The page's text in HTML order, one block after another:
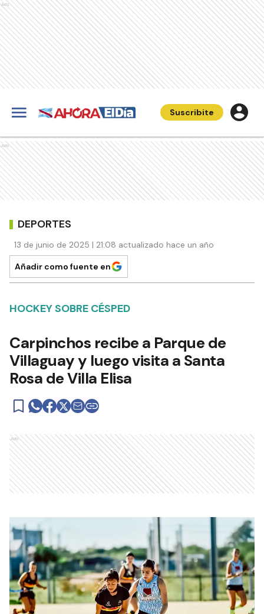
Ads
Suscribite
Ads
DEPORTES
13 de junio de 2025 | 21:08 actualizado hace un año
Añadir como fuente en
HOCKEY SOBRE CÉSPED
Carpinchos recibe a Parque de
Villaguay y luego visita a Santa
Rosa de Villa Elisa
Ads